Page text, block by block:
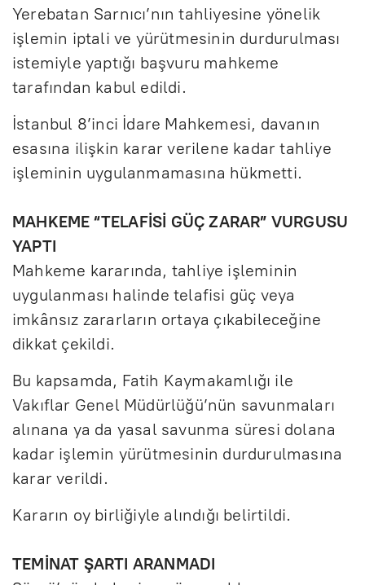
Yerebatan Sarnıcı’nın tahliyesine yönelik
işlemin iptali ve yürütmesinin durdurulması
istemiyle yaptığı başvuru mahkeme
tarafından kabul edildi.
İstanbul 8’inci İdare Mahkemesi, davanın
esasına ilişkin karar verilene kadar tahliye
işleminin uygulanmamasına hükmetti.
MAHKEME “TELAFİSİ GÜÇ ZARAR” VURGUSU
YAPTI
Mahkeme kararında, tahliye işleminin
uygulanması halinde telafisi güç veya
imkânsız zararların ortaya çıkabileceğine
dikkat çekildi.
Bu kapsamda, Fatih Kaymakamlığı ile
Vakıflar Genel Müdürlüğü’nün savunmaları
alınana ya da yasal savunma süresi dolana
kadar işlemin yürütmesinin durdurulmasına
karar verildi.
Kararın oy birliğiyle alındığı belirtildi.
TEMİNAT ŞARTI ARANMADI